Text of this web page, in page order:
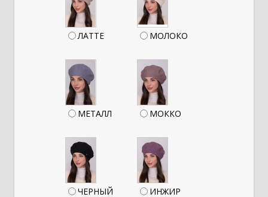
ЛАТТЕ МОЛОКО
МЕТАЛЛ МОККО
ЧЕРНЫЙ ИНЖИР